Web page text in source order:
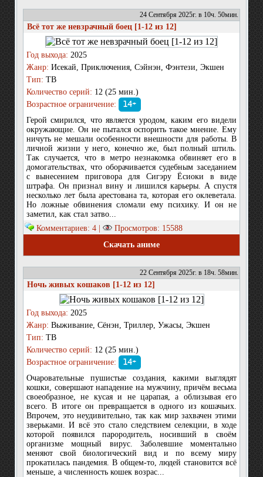
24 Сентября 2025г. в 10ч. 50мин.
Всё тот же невзрачный боец [1-12 из 12]
Год выхода: 2025
Жанр: Исекай, Приключения, Сэйнэн, Фэнтези, Экшен
Тип: ТВ
Количество серий: 12 (25 мин.)
Возрастное ограничение:
14+
Герой смирился, что является уродом, каким его видели
окружающие. Он не пытался оспорить такое мнение. Ему
ничуть не мешали особенности внешности для работы. В
личной жизни у него, конечно же, был полный штиль.
Так случается, что в метро незнакомка обвиняет его в
домогательствах, что оборачивается судебным заседанием
с вынесением приговора для Сигэру Ёсиоки в виде
штрафа. Он признал вину и лишился карьеры. А спустя
несколько лет была арестована та, которая его оклеветала.
Но ложные обвинения сломали ему психику. И он не
заметил, как стал затво...
Комментариев: 4 |
Просмотров: 15588
Скачать аниме
22 Сентября 2025г. в 18ч. 58мин.
Ночь живых кошаков [1-12 из 12]
Год выхода: 2025
Жанр: Выживание, Сёнэн, Триллер, Ужасы, Экшен
Тип: ТВ
Количество серий: 12 (25 мин.)
Возрастное ограничение:
14+
Очаровательные пушистые создания, какими выглядят
кошки, совершают нападение на мужчину, причём весьма
своеобразное, не кусая и не царапая, а облизывая его
всего. В итоге он превращается в одного из кошачьих.
Впрочем, это неудивительно, так как мир захвачен этими
зверьками. И всё это стало следствием селекции, в ходе
которой появился парородитель, носивший в своём
организме мощный вирус. Заболевшие моментально
меняют свой биологический вид и по всему миру
прокатилась пандемия. В общем-то, людей становится всё
меньше, а численность кошек возрас...